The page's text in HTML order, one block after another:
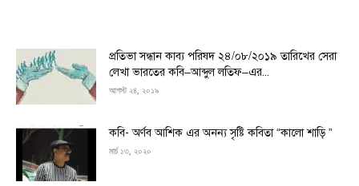
প্রতিভা সন্ধান কাব্য পরিষদ ২৪/০৮/২০১৯ তারিখের সেরা
লেখা ভারতের কবি–আব্দুল লতিফ–এর...
আগস্ট ২৪, ২০১৯
কবি- অর্ণব আশিক এর অনন্য সৃষ্টি কবিতা “কালো শাড়ি ”
মার্চ ১৩, ২০২০